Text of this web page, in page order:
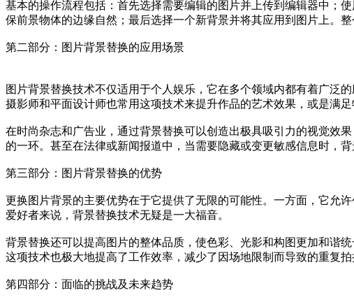
基本的操作流程包括：首先选择需要编辑的图片并上传到编辑器中；
保前景物体的边缘自然；最后选择一个新背景并将其应用到图片上。
第二部分：图片背景替换的应用场景
图片背景替换技术不仅适用于个人娱乐，它在多个领域内都有着广泛
摄影师和平面设计师也常用这项技术来提升作品的艺术效果，或是满足
在时尚杂志和广告业，通过背景替换可以创造出极具吸引力的视觉效
的一环。甚至在法律或新闻报道中，当需要隐藏或变更敏感信息时，背
第三部分：图片背景替换的优势
更换图片背景的主要优势在于它提供了无限的可能性。一方面，它允
爱好者来说，背景替换技术无疑是一大福音。
背景替换还可以提高图片的整体品质，使色彩、光影和构图更加和谐
这项技术也极大地提高了工作效率，减少了因场地限制而导致的重复拍
第四部分：面临的挑战及未来趋势